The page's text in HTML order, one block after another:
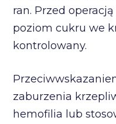
ran. Przed
poziom cukru we
kontrolowany.
zaburzenia
hemofilia lub